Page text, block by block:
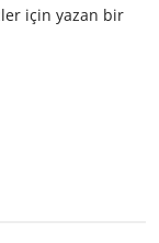
için yazan bir